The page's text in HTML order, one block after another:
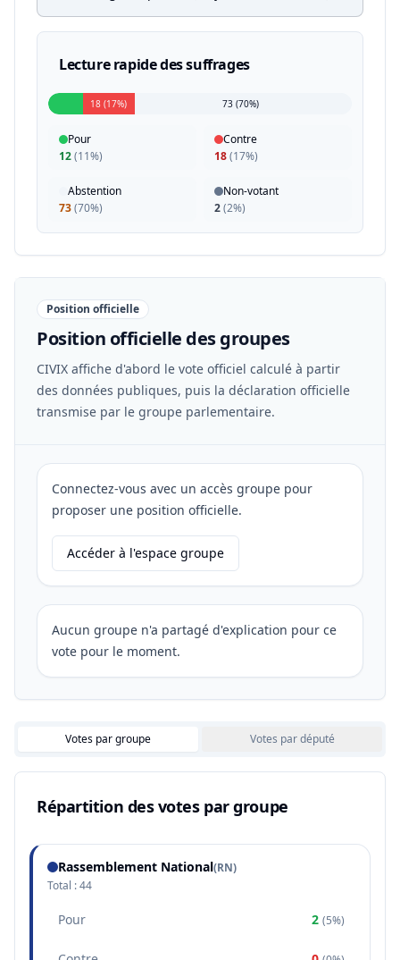
Lecture rapide des suffrages
18 (17%) 73 (70%)
Pour
12(11%)
Contre
18(17%)
Abstention
73(70%)
Non-votant
2(2%)
Position officielle
Position officielle des groupes
CIVIX affiche d'abord le vote officiel calculé à partir
des données publiques, puis la déclaration officielle
transmise par le groupe parlementaire.
Connectez-vous avec un accès groupe pour
proposer une position officielle.
Accéder à l'espace groupe
Aucun groupe n'a partagé d'explication pour ce
vote pour le moment.
Votes par groupe Votes par député
Répartition des votes par groupe
Rassemblement National(RN)
Total :44
Pour 2 (5%)